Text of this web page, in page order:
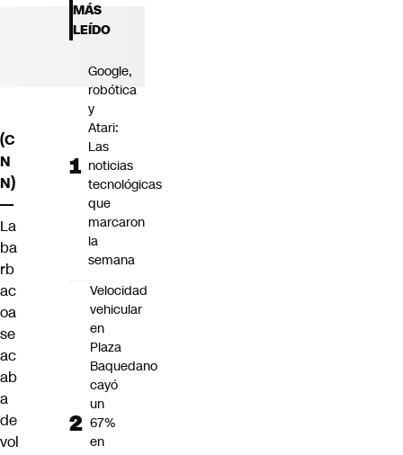
(C
N
N)
—
La
ba
rb
ac
oa
se
ac
ab
a
de
vol
MÁS
LEÍDO
Google,
robótica
y
Atari:
Las
noticias
tecnológicas
que
marcaron
la
semana
Velocidad
vehicular
en
Plaza
Baquedano
cayó
un
67%
en